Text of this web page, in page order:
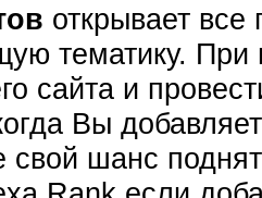
открывает все
тематику.
сайта и
Вы
свой шанс